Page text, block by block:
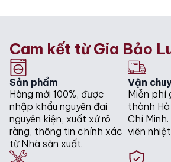
Cam kết từ Gia Bảo
Sản phẩm
Hàng mới 100%, được
nhập khẩu nguyên đai
nguyên kiện, xuất xứ rõ
ràng, thông tin chính xác
từ Nhà sản xuất.
Vận
Miễn phí
thành
Chí
viên